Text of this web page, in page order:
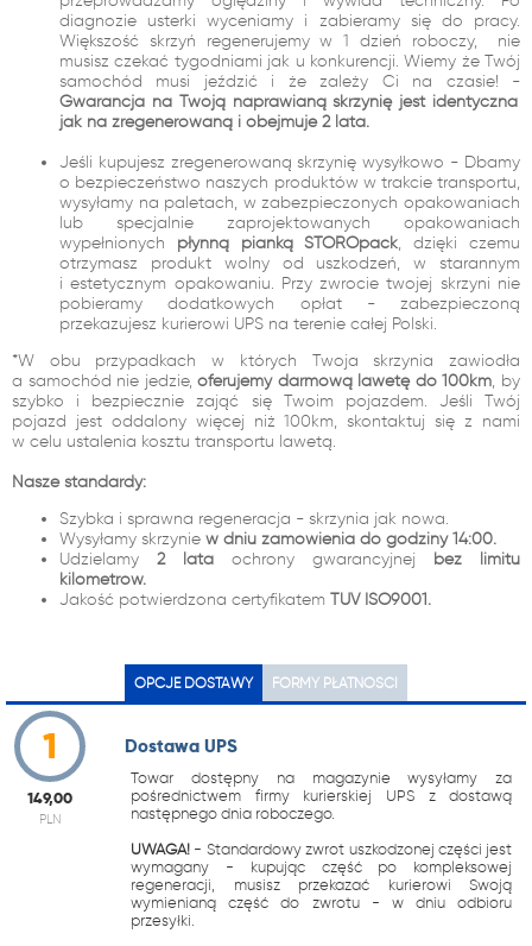
diagnozie usterki wyceniamy i zabieramy się do pracy.
Większość skrzyń regenerujemy w 1 dzień roboczy, nie
musisz czekać tygodniami jak u konkurencji. Wiemy że Twój
samochód musi jeździć i że zależy Ci na czasie! -
Gwarancja na Twoją naprawianą skrzynię jest identyczna
jak na zregenerowaną i obejmuje 2 lata.
Jeśli kupujesz zregenerowaną skrzynię wysyłkowo - Dbamy
o bezpieczeństwo naszych produktów w trakcie transportu,
wysyłamy na paletach, w zabezpieczonych opakowaniach
lub specjalnie zaprojektowanych opakowaniach
wypełnionych płynną pianką STOROpack, dzięki czemu
otrzymasz produkt wolny od uszkodzeń, w starannym
i estetycznym opakowaniu. Przy zwrocie twojej skrzyni nie
pobieramy dodatkowych opłat - zabezpieczoną
przekazujesz kurierowi UPS na terenie całej Polski.
*W obu przypadkach w których Twoja skrzynia zawiodła
a samochód nie jedzie,oferujemy darmową lawetę do 100km, by
szybko i bezpiecznie zająć się Twoim pojazdem. Jeśli Twój
pojazd jest oddalony więcej niż 100km, skontaktuj się z nami
w celu ustalenia kosztu transportu lawetą.
Nasze standardy:
Szybka i sprawna regeneracja - skrzynia jak nowa.
Wysyłamy skrzynie w dniu zamówienia do godziny 14:00.
Udzielamy 2 lata ochrony gwarancyjnej bez limitu
kilometrów.
Jakość potwierdzona certyfikatem TUV ISO9001.
OPCJE DOSTAWY FORMY PŁATNOŚCI
1
149,00
PLN
Dostawa UPS
Towar dostępny na magazynie wysyłamy za
pośrednictwem firmy kurierskiej UPS z dostawą
następnego dnia roboczego.
UWAGA! - Standardowy zwrot uszkodzonej części jest
wymagany - kupując część po kompleksowej
regeneracji, musisz przekazać kurierowi Swoją
wymienianą część do zwrotu - w dniu odbioru
przesyłki.